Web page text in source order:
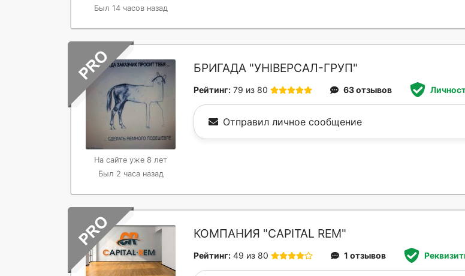
Был 14 часов назад
На сайте уже 8 лет
Был 2 часа назад
БРИГАДА "УНІВЕРСАЛ-ГРУП"
Рейтинг: 79 из 80 63 отзывов
Отправил личное сообщение
КОМПАНИЯ "CAPITAL REM"
Рейтинг: 49 из 80 1 отзывов